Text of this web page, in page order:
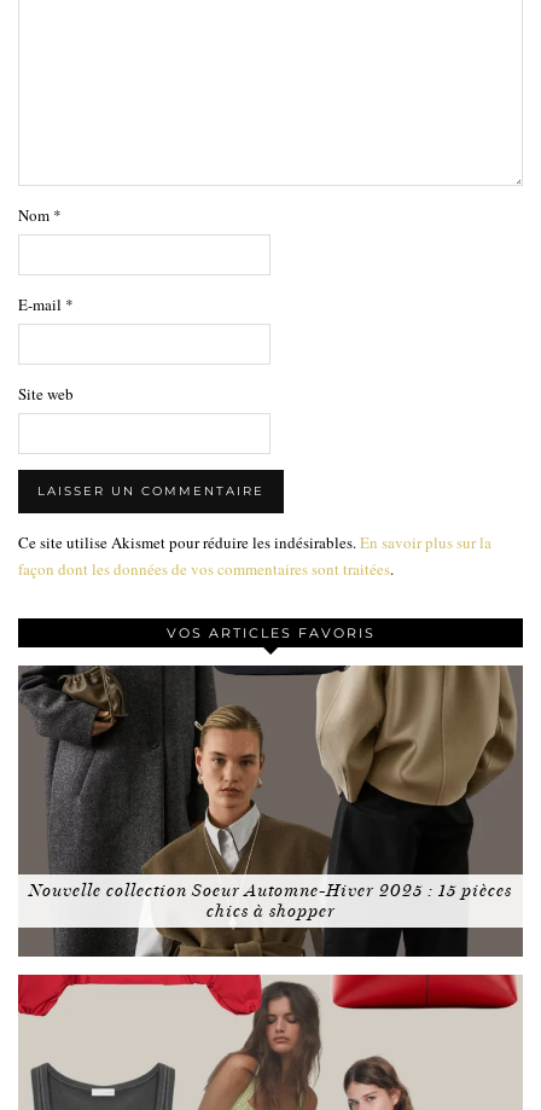
Nom *
E-mail *
Site web
Ce site utilise Akismet pour réduire les indésirables.En savoir plus sur la
façon dont les données de vos commentaires sont traitées.
VOS ARTICLES FAVORIS
Nouvelle collection Soeur Automne-Hiver 2025 : 15 pièces
chics à shopper